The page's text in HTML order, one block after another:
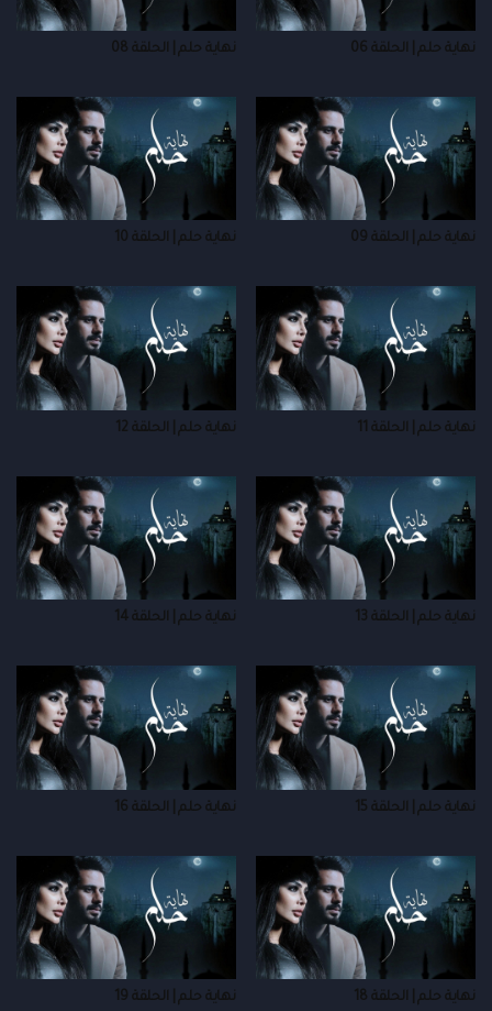
نهاية حلم | الحلقة 06 نهاية حلم | الحلقة 08
نهاية حلم | الحلقة 09 نهاية حلم | الحلقة 10
نهاية حلم | الحلقة 11 نهاية حلم | الحلقة 12
نهاية حلم | الحلقة 13 نهاية حلم | الحلقة 14
نهاية حلم | الحلقة 15 نهاية حلم | الحلقة 16
نهاية حلم | الحلقة 18 نهاية حلم | الحلقة 19